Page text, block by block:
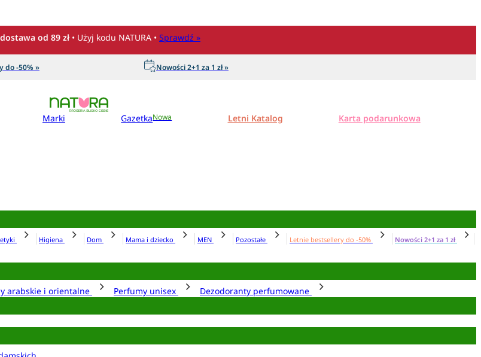
od 89 zł • Użyj kodu NATURA • Sprawdź »
do -50% » Nowości 2+1 za 1 zł »
Marki GazetkaNowa Letni Katalog Karta podarunkowa
Higiena Dom Mama i dziecko MEN Pozostałe Letnie bestsellery do -50%
Nowości 2+1 za 1 zł
arabskie i orientalne Perfumy unisex
Dezodoranty perfumowane